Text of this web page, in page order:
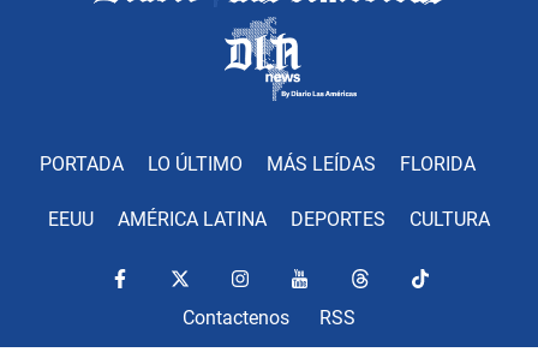
PORTADA LO ÚLTIMO MÁS LEÍDAS FLORIDA
EEUU AMÉRICA LATINA DEPORTES CULTURA
Contactenos RSS